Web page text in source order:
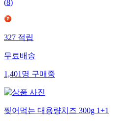
(8)
327적립
무료배송
1,401명구매중
찢어먹는 대용량치즈 300g 1+1